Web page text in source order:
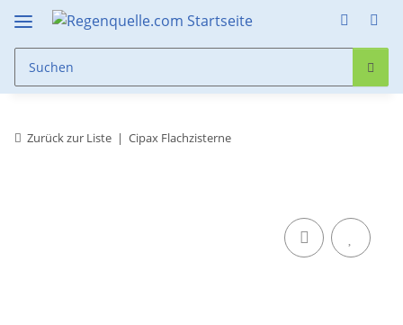
Zurück zur Liste Cipax Flachzisterne